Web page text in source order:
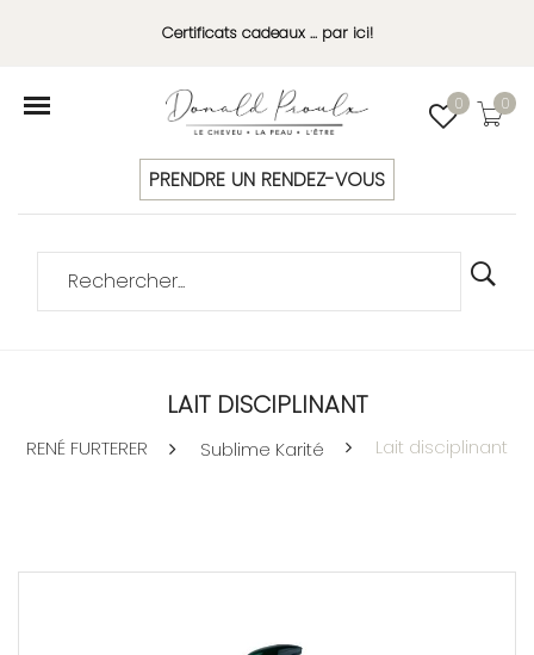
Certificats cadeaux ... par ici!
0 0
PRENDRE UN RENDEZ-VOUS
LAIT DISCIPLINANT
RENÉ FURTERER Sublime Karité Lait disciplinant